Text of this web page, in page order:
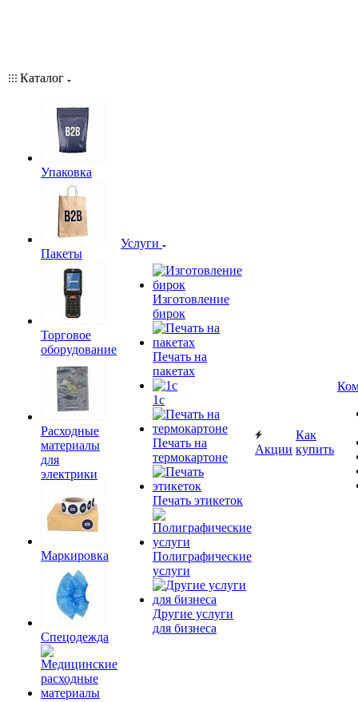
Каталог
Упаковка
Пакеты
Торговое
оборудование
Расходные
материалы
для
электрики
Маркировка
Спецодежда
Услуги
Изготовление
бирок
Печать на
пакетах
1c
Печать на
термокартоне
Печать этикеток
Полиграфические
услуги
Другие услуги
для бизнеса
Акции
Как
купить